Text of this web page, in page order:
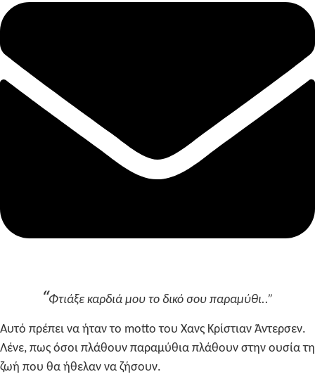
“Φτιάξε καρδιά μου το δικό σου παραμύθι..”
Αυτό πρέπει να ήταν το mottoτου Χανς Κρίστιαν Άντερσεν.
Λένε, πως όσοι πλάθουν παραμύθια πλάθουν στην ουσία τη
ζωή που θα ήθελαν να ζήσουν.